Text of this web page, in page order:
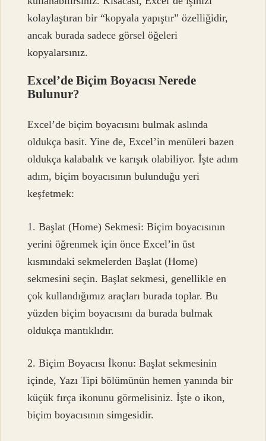
kolaylaştıran bir “kopyala yapıştır” özelliğidir,
ancak burada sadece görsel öğeleri
kopyalarsınız.
Excel’de Biçim Boyacısı Nerede
Bulunur?
Excel’de biçim boyacısını bulmak aslında
oldukça basit. Yine de, Excel’in menüleri bazen
oldukça kalabalık ve karışık olabiliyor. İşte adım
adım, biçim boyacısının bulunduğu yeri
keşfetmek:
1. Başlat (Home) Sekmesi: Biçim boyacısının
yerini öğrenmek için önce Excel’in üst
kısmındaki sekmelerden Başlat (Home)
sekmesini seçin. Başlat sekmesi, genellikle en
çok kullandığımız araçları burada toplar. Bu
yüzden biçim boyacısını da burada bulmak
oldukça mantıklıdır.
2. Biçim Boyacısı İkonu: Başlat sekmesinin
içinde, Yazı Tipi bölümünün hemen yanında bir
küçük fırça ikonunu görmelisiniz. İşte o ikon,
biçim boyacısının simgesidir.